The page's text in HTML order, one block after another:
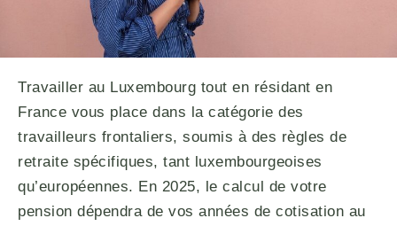
Travailler au Luxembourg tout en résidant en
France vous place dans la catégorie des
travailleurs frontaliers, soumis à des règles de
retraite spécifiques, tant luxembourgeoises
qu’européennes. En 2025, le calcul de votre
pension dépendra de vos années de cotisation au